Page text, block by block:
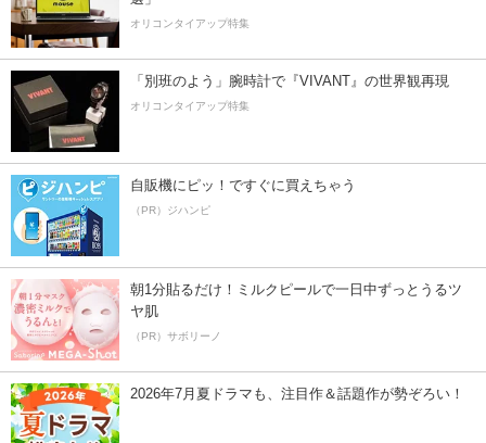
オリコンタイアップ特集
「別班のよう」腕時計で『VIVANT』の世界観再現
オリコンタイアップ特集
自販機にピッ！ですぐに買えちゃう
（PR）ジハンピ
朝1分貼るだけ！ミルクピールで一日中ずっとうるツ
ヤ肌
（PR）サボリーノ
2026年7月夏ドラマも、注目作＆話題作が勢ぞろい！